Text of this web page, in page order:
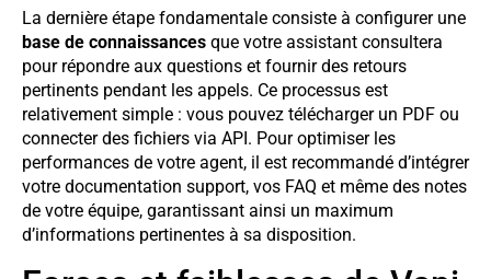
La dernière étape fondamentale consiste à configurer une
base de connaissances que votre assistant consultera
pour répondre aux questions et fournir des retours
pertinents pendant les appels. Ce processus est
relativement simple : vous pouvez télécharger un PDF ou
connecter des fichiers via API. Pour optimiser les
performances de votre agent, il est recommandé d’intégrer
votre documentation support, vos FAQ et même des notes
de votre équipe, garantissant ainsi un maximum
d’informations pertinentes à sa disposition.